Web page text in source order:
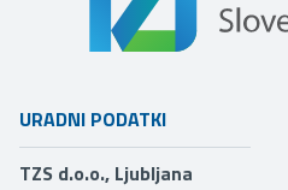
URADNI PODATKI
TZS d.o.o., Ljubljana